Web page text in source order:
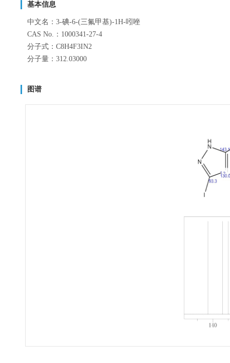
基本信息
中文名：3-碘-6-(三氟甲基)-1H-吲唑
CAS No.：1000341-27-4
分子式：C8H4F3IN2
分子量：312.03000
图谱